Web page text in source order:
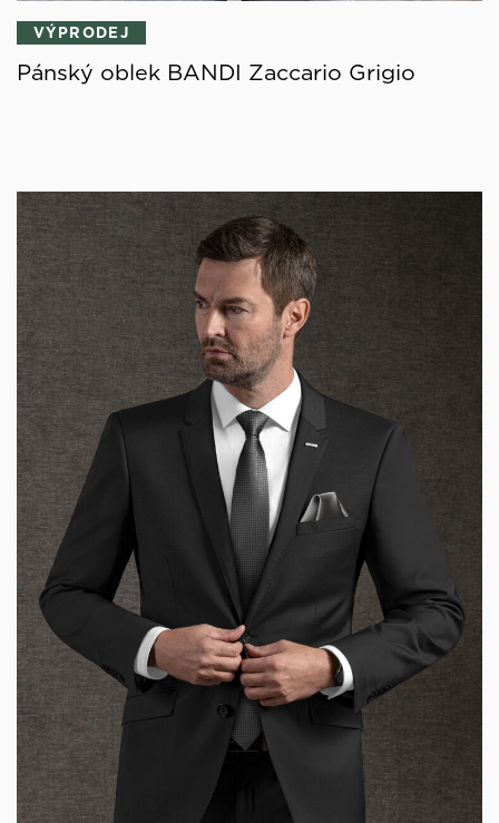
VÝPRODEJ
Pánský oblek BANDI Zaccario Grigio